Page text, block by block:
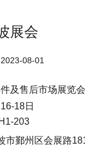
展会
08-01
及售后市场展览会
18日
203
鄞州区会展路181